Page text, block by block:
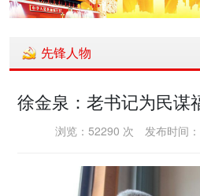
传播党
密切党群
先锋人物
徐金泉：老书记为民谋
浏览：52290 次 发布时间